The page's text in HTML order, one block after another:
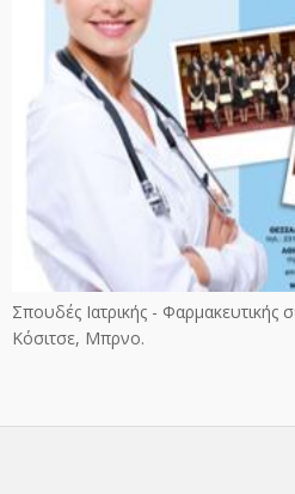
Σπουδές Ιατρικής -
Κόσιτσε, Μπρνο.